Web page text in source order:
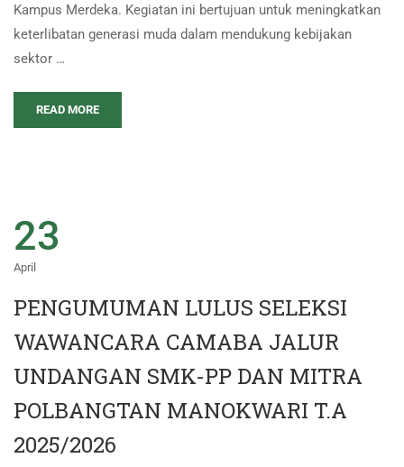
Kampus Merdeka. Kegiatan ini bertujuan untuk meningkatkan
keterlibatan generasi muda dalam mendukung kebijakan
sektor …
READ MORE
23
April
PENGUMUMAN LULUS SELEKSI
WAWANCARA CAMABA JALUR
UNDANGAN SMK-PP DAN MITRA
POLBANGTAN MANOKWARI T.A
2025/2026